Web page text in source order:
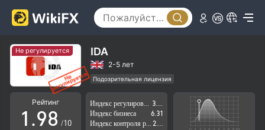
Не регулируется IDA
2-5 лет
Подозрительная лицензия
Регион деятельности подозрителен
Высокие потенциальные риски
Рейтинг
0
1.
5
6
7
8
9
4
5
6
7
8 /10
Индекс бизнеса
6.31